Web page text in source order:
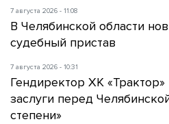
7 августа 2026 - 11:08
В Челябинской области
судебный пристав
7 августа 2026 - 10:31
Гендиректор ХК
заслуги перед
степени»